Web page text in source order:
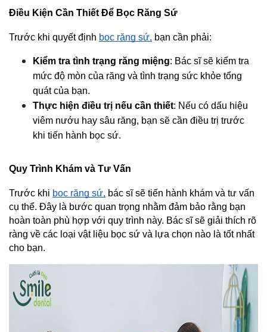
Điều Kiện Cần Thiết Để Bọc Răng Sứ
Trước khi quyết định bọc răng sứ, bạn cần phải:
Kiểm tra tình trạng răng miệng: Bác sĩ sẽ kiểm tra
mức độ mòn của răng và tình trạng sức khỏe tổng
quát của bạn.
Thực hiện điều trị nếu cần thiết: Nếu có dấu hiệu
viêm nướu hay sâu răng, bạn sẽ cần điều trị trước
khi tiến hành bọc sứ.
Quy Trình Khám và Tư Vấn
Trước khi bọc răng sứ, bác sĩ sẽ tiến hành khám và tư vấn
cụ thể. Đây là bước quan trọng nhằm đảm bảo rằng bạn
hoàn toàn phù hợp với quy trình này. Bác sĩ sẽ giải thích rõ
ràng về các loại vật liệu bọc sứ và lựa chọn nào là tốt nhất
cho bạn.